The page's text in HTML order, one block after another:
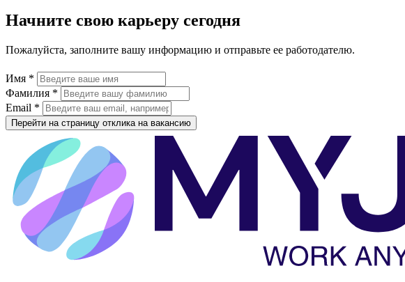
Начните свою карьеру сегодня
Пожалуйста, заполните вашу информацию и отправьте ее работодателю.
Имя *
Фамилия *
Email *
Перейти на страницу отклика на вакансию